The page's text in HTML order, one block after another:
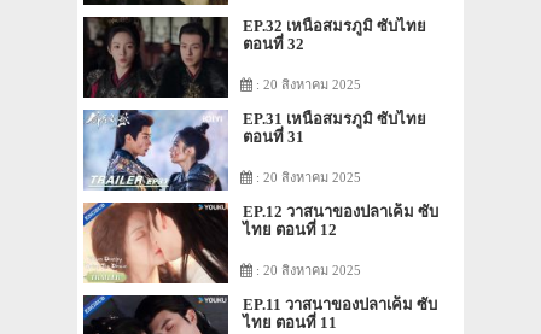
EP.32 เหนือสมรภูมิ ซับไทย
ตอนที่ 32
: 20 สิงหาคม 2025
EP.31 เหนือสมรภูมิ ซับไทย
ตอนที่ 31
: 20 สิงหาคม 2025
EP.12 วาสนาของปลาเค็ม ซับ
ไทย ตอนที่ 12
: 20 สิงหาคม 2025
EP.11 วาสนาของปลาเค็ม ซับ
ไทย ตอนที่ 11